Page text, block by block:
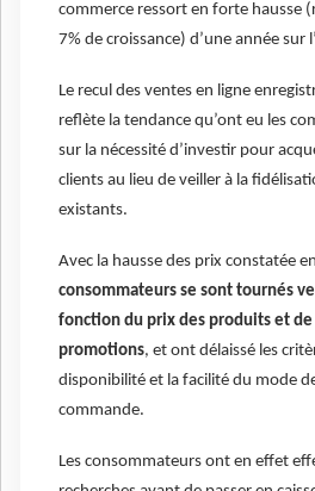
commerce ressort en forte hausse
7% de croissance) d’une année sur
Le recul des ventes en ligne
reflète la tendance qu’ont eu les
sur la nécessité d’investir pour
clients au lieu de veiller à la
existants.
Avec la hausse des prix constatée
consommateurs se sont tournés
fonction du prix des produits et de
promotions, et ont délaissé les
disponibilité et la facilité du mode
commande.
Les consommateurs ont en effet